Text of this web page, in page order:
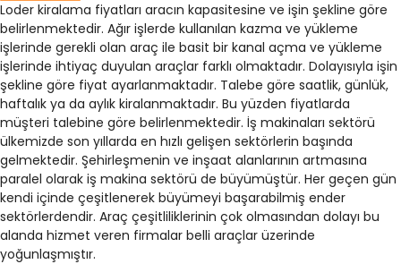
Loder kiralama fiyatları aracın kapasitesine ve işin şekline göre
belirlenmektedir. Ağır işlerde kullanılan kazma ve yükleme
işlerinde gerekli olan araç ile basit bir kanal açma ve yükleme
işlerinde ihtiyaç duyulan araçlar farklı olmaktadır. Dolayısıyla işin
şekline göre fiyat ayarlanmaktadır. Talebe göre saatlik, günlük,
haftalık ya da aylık kiralanmaktadır. Bu yüzden fiyatlarda
müşteri talebine göre belirlenmektedir. İş makinaları sektörü
ülkemizde son yıllarda en hızlı gelişen sektörlerin başında
gelmektedir. Şehirleşmenin ve inşaat alanlarının artmasına
paralel olarak iş makina sektörü de büyümüştür. Her geçen gün
kendi içinde çeşitlenerek büyümeyi başarabilmiş ender
sektörlerdendir. Araç çeşitliliklerinin çok olmasından dolayı bu
alanda hizmet veren firmalar belli araçlar üzerinde
yoğunlaşmıştır.